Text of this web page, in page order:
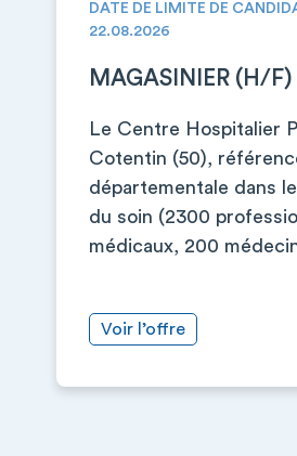
DATE DE LIMITE DE
22.08.2026
MAGASINIER (H/F)
Le Centre Hospitalier
Cotentin (50),
départementale dans
du soin (2300
médicaux, 200
Voir l’offre